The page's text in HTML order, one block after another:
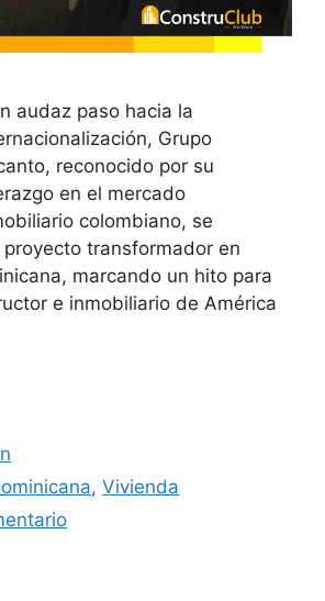
audaz paso hacia la
Grupo
reconocido por su
en el mercado
colombiano, se
transformador en
marcando un hito para
e inmobiliario de América
,Vivienda